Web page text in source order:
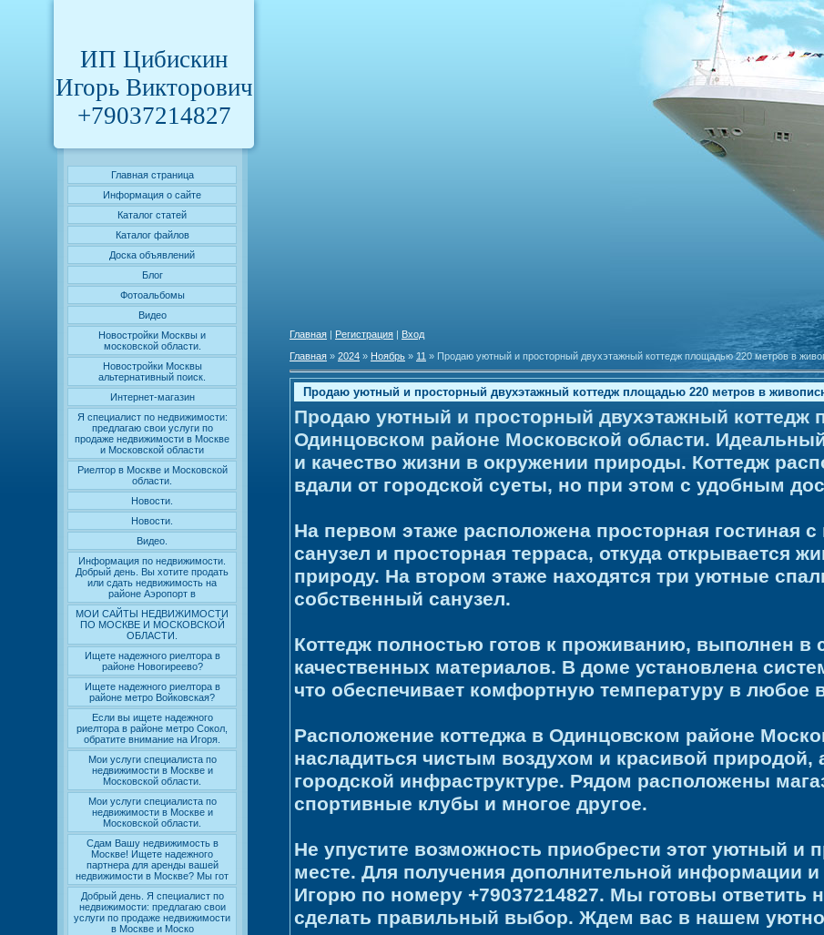
ИП Цибискин
Игорь Викторович
+79037214827
Главная страница
Информация о сайте
Каталог статей
Каталог файлов
Доска объявлений
Блог
Фотоальбомы
Видео
Новостройки Москвы и
московской области.
Новостройки Москвы
альтернативный поиск.
Интернет-магазин
Я специалист по недвижимости:
предлагаю свои услуги по
продаже недвижимости в Москве
и Московской области
Риелтор в Москве и Московской
области.
Новости.
Новости.
Видео.
Информация по недвижимости.
Добрый день. Вы хотите продать
или сдать недвижимость на
районе Аэропорт в
МОИ САЙТЫ НЕДВИЖИМОСТИ
ПО МОСКВЕ И МОСКОВСКОЙ
ОБЛАСТИ.
Ищете надежного риелтора в
районе Новогиреево?
Ищете надежного риелтора в
районе метро Войковская?
Если вы ищете надежного
риелтора в районе метро Сокол,
обратите внимание на Игоря.
Мои услуги специалиста по
недвижимости в Москве и
Московской области.
Мои услуги специалиста по
недвижимости в Москве и
Московской области.
Сдам Вашу недвижимость в
Москве! Ищете надежного
партнера для аренды вашей
недвижимости в Москве? Мы гот
Добрый день. Я специалист по
недвижимости: предлагаю свои
услуги по продаже недвижимости
в Москве и Моско
Главная | Регистрация | Вход
Главная » 2024 » Ноябрь » 11 » Продаю уютный и просторный двухэтажный коттедж площадью 220 метров в
Продаю уютный и просторный двухэтажный коттедж площадью 220 метров в
Продаю уютный и просторный двухэтажный
Одинцовском районе Московской области.
и качество жизни в окружении природы. Коттедж
вдали от городской суеты, но при этом с удобным
На первом этаже расположена просторная гостиная
санузел и просторная терраса, откуда открывается
природу. На втором этаже находятся три уютные
собственный санузел.
Коттедж полностью готов к проживанию, выполнен в
качественных материалов. В доме установлена
что обеспечивает комфортную температуру в любое
Расположение коттеджа в Одинцовском районе
насладиться чистым воздухом и красивой природой,
городской инфраструктуре. Рядом расположены
спортивные клубы и многое другое.
Не упустите возможность приобрести этот уютный и
месте. Для получения дополнительной информации и
Игорю по номеру +79037214827. Мы готовы
сделать правильный выбор. Ждем вас в нашем